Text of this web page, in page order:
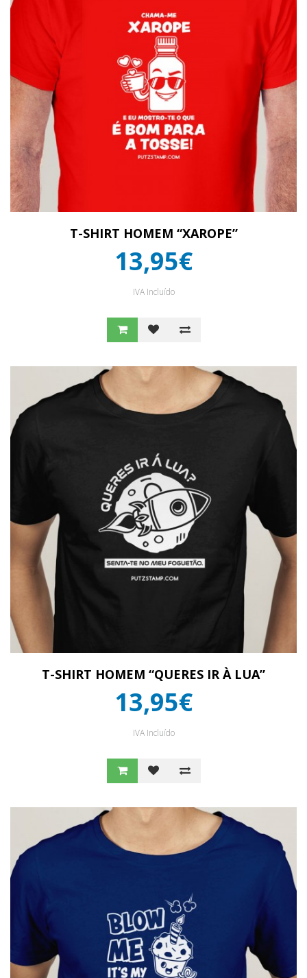
T-SHIRT HOMEM “XAROPE”
13,95€
IVA Incluído
T-SHIRT HOMEM “QUERES IR À LUA”
13,95€
IVA Incluído